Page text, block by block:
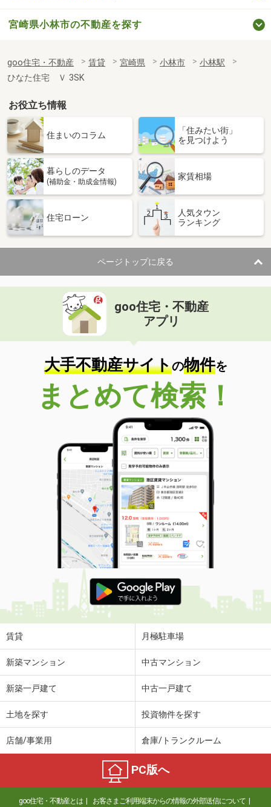
宮崎県小林市の不動産を探す
goo住宅・不動産 賃貸 宮崎県 小林市
小林駅
ひなた住宅 Ｖ 3SK
お役立ち情報
住まいのコラム
「住みたい街」
を見つけよう
暮らしのデータ
(補助金・助成金情報)
家賃相場
住宅ローン
人気タウン
ランキング
ページトップに戻る
goo住宅・不動産
アプリ
大手不動産サイトの物件を
まとめて検索！
賃貸 月極駐車場
新築マンション 中古マンション
新築一戸建て 中古一戸建て
土地を探す 投資物件を探す
店舗/事業用 倉庫/トランクルーム
PC版へ
goo住宅・不動産とは お客さまご利用端末からの情報の外部送信について